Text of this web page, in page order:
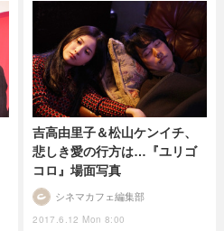
吉高由里子＆松山ケンイチ、
悲しき愛の行方は…『ユリゴ
コロ』場面写真
2017.6.12 Mon 8:00
シネマカフェ編集部